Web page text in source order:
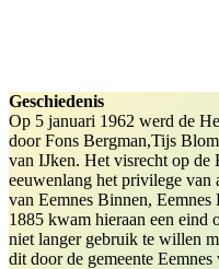
Geschiedenis
Op 5 januari 1962 werd de
door Fons Bergman,Tijs
van IJken. Het visrecht op de
eeuwenlang het privilege van
van Eemnes Binnen,
1885 kwam hieraan een
niet langer gebruik te willen
dit door de gemeente Eemnes